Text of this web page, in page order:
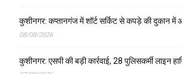
कुशीनगर: कप्तानगंज में शॉर्ट सर्किट से कपड़े की दुकान में
08/08/2026
कुशीनगर: एसपी की बड़ी कार्रवाई, 28 पुलिसकर्मी लाइन